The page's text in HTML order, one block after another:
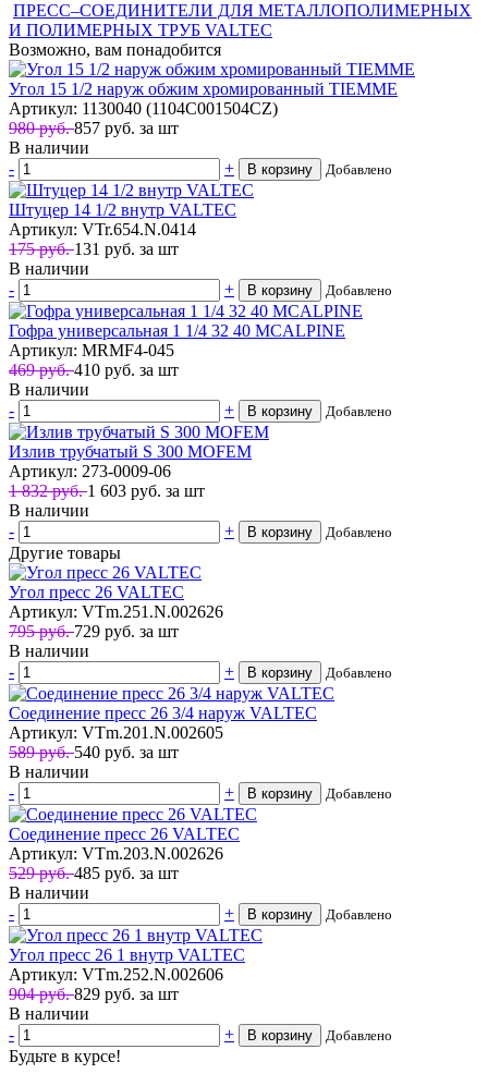
ПРЕСС–СОЕДИНИТЕЛИ ДЛЯ МЕТАЛЛОПОЛИМЕРНЫХ
И ПОЛИМЕРНЫХ ТРУБ VALTEC
Возможно, вам понадобится
Угол 15 1/2 наруж обжим хромированный TIEMME
Артикул: 1130040 (1104C001504CZ)
980 руб.857 руб. за шт
В наличии
-
+ В корзину Добавлено
Штуцер 14 1/2 внутр VALTEC
Артикул: VTr.654.N.0414
175 руб.131 руб. за шт
В наличии
-
+ В корзину Добавлено
Гофра универсальная 1 1/4 32 40 MCALPINE
Артикул: MRMF4-045
469 руб.410 руб. за шт
В наличии
-
+ В корзину Добавлено
Излив трубчатый S 300 MOFEM
Артикул: 273-0009-06
1 832 руб.1 603 руб. за шт
В наличии
-
+ В корзину Добавлено
Другие товары
Угол пресс 26 VALTEC
Артикул: VTm.251.N.002626
795 руб.729 руб. за шт
В наличии
-
+ В корзину Добавлено
Соединение пресс 26 3/4 наруж VALTEC
Артикул: VTm.201.N.002605
589 руб.540 руб. за шт
В наличии
-
+ В корзину Добавлено
Соединение пресс 26 VALTEC
Артикул: VTm.203.N.002626
529 руб.485 руб. за шт
В наличии
-
+ В корзину Добавлено
Угол пресс 26 1 внутр VALTEC
Артикул: VTm.252.N.002606
904 руб.829 руб. за шт
В наличии
-
+ В корзину Добавлено
Будьте в курсе!